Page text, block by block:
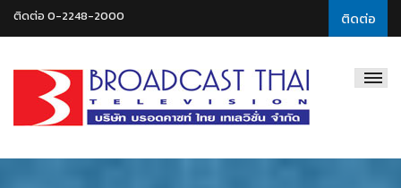
ติดต่อ
ติดต่อ 0-2248-2000
Thai